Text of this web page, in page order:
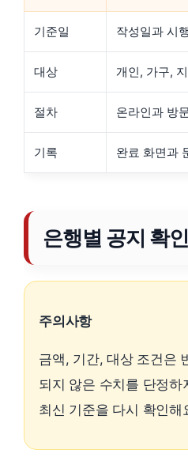
기준일 작성일과 시
대상 개인, 가구,
절차 온라인과 방
기록 완료 화면과
은행별 공지 확
주의사항
금액, 기간, 대상 조건은
되지 않은 수치를 단정하
최신 기준을 다시 확인해